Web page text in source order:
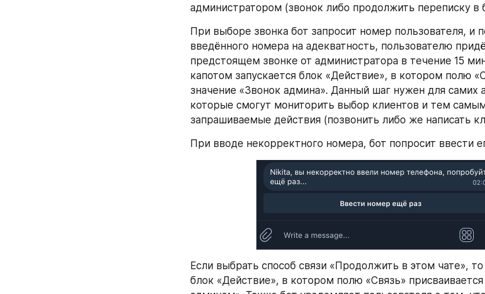
администратором (звонок либо продолжить переписку в
При выборе звонка бот запросит номер пользователя, и
введённого номера на адекватность, пользователю
предстоящем звонке от администратора в течение 15
капотом запускается блок «Действие», в котором полю
значение «Звонок админа». Данный шаг нужен для самих
которые смогут мониторить выбор клиентов и тем
запрашиваемые действия (позвонить либо же написать
При вводе некорректного номера, бот попросит ввести
Если выбрать способ связи «Продолжить в этом чате»,
блок «Действие», в котором полю «Связь»